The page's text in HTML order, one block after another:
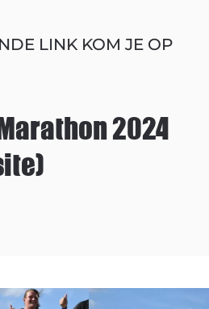
LINK KOM JE OP
2024